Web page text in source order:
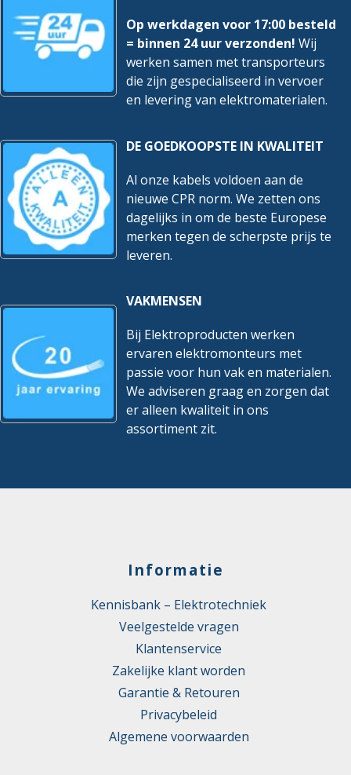
Op werkdagen voor 17:00 besteld
= binnen 24 uur verzonden! Wij
werken samen met transporteurs
die zijn gespecialiseerd in vervoer
en levering van elektromaterialen.
DE GOEDKOOPSTE IN KWALITEIT
Al onze kabels voldoen aan de
nieuwe CPR norm. We zetten ons
dagelijks in om de beste Europese
merken tegen de scherpste prijs te
leveren.
VAKMENSEN
Bij Elektroproducten werken
ervaren elektromonteurs met
passie voor hun vak en materialen.
We adviseren graag en zorgen dat
er alleen kwaliteit in ons
assortiment zit.
Informatie
Kennisbank – Elektrotechniek
Veelgestelde vragen
Klantenservice
Zakelijke klant worden
Garantie & Retouren
Privacybeleid
Algemene voorwaarden